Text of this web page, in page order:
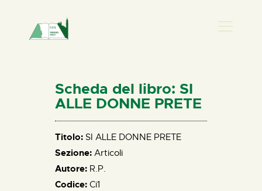
HOME
CHI SIAMO
NEWS
PERCORSI
BIBLIOTECA
ELISA SALERNO
Scheda del libro: SI
ALLE DONNE PRETE
Titolo: SI ALLE DONNE PRETE
Sezione: Articoli
Autore: R.P.
Codice: Ci1